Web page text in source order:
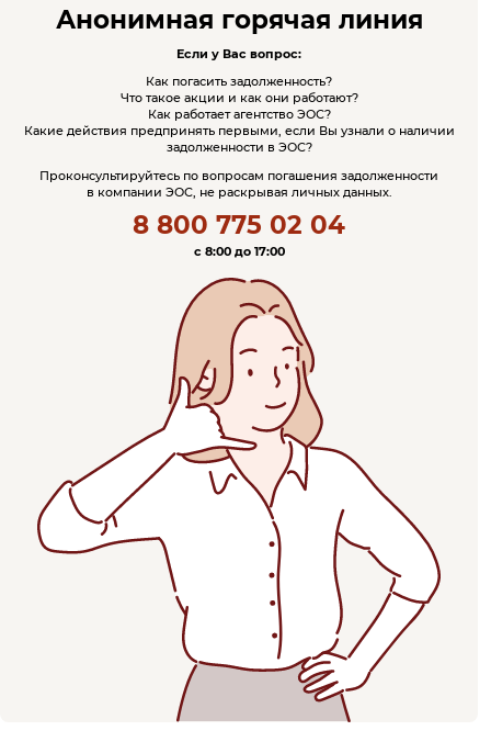
Анонимная горячая линия
Если у Вас вопрос:
Как погасить задолженность?
Что такое акции и как они работают?
Как работает агентство ЭОС?
Какие действия предпринять первыми, если Вы узнали о наличии
задолженности в ЭОС?
Проконсультируйтесь по вопросам погашения задолженности
в компании ЭОС, не раскрывая личных данных.
8 800 775 02 04
c 8:00 до 17:00